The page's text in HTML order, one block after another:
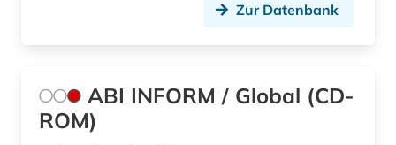
Zur Datenbank
ABI INFORM / Global (CD-
ROM)